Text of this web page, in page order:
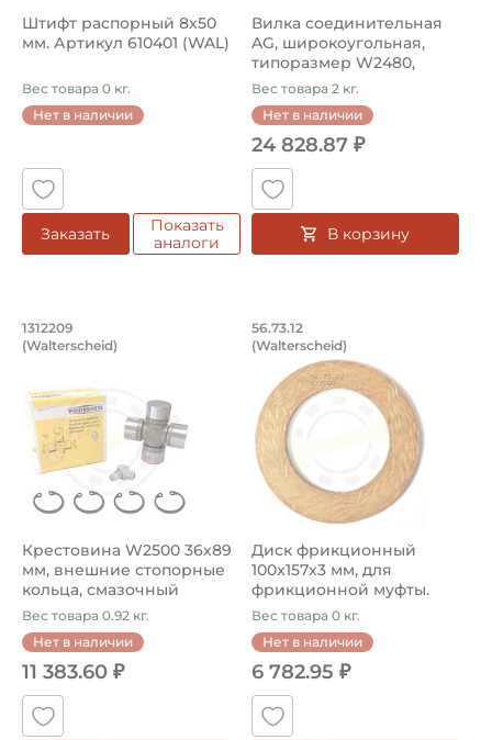
Штифт распорный 8х50
мм. Артикул 610401 (WAL)
Вес товара 0 кг.
Нет в наличии
Заказать
Показать
аналоги
Вилка соединительная
AG, широкоугольная,
типоразмер W2480,
шлицевая 1 3...
Вес товара 2 кг.
Нет в наличии
24 828.87 ₽
В корзину
Крестовина W2500 36х89 мм,
Крестовина 1312209 Walterscheid, диаметр чашки 36
1312209
(Walterscheid)
Крестовина W2500 36х89
мм, внешние стопорные
кольца, смазочный
ниппель ...
Вес товара 0.92 кг.
Нет в наличии
11 383.60 ₽
Диск
Диск фрикционный 56.73.12
56.73.12
(Walterscheid)
Диск фрикционный
100x157x3 мм, для
фрикционной муфты.
Артикул 56.73.12 ...
Вес товара 0 кг.
Нет в наличии
6 782.95 ₽